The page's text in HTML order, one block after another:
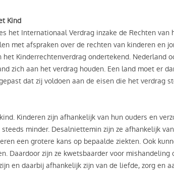
Kind
het Internationaal Verdrag inzake de Rechten van
met afspraken over de rechten van kinderen en
Kinderrechtenverdrag ondertekend. Nederland
zich aan het verdrag houden. Een land moet er
dat zij voldoen aan de eisen die het verdrag
Kinderen zijn afhankelijk van hun ouders en
minder. Desalniettemin zijn ze afhankelijk van
een grotere kans op bepaalde ziekten. Ook
Daardoor zijn ze kwetsbaarder voor mishandeling
en daarbij afhankelijk zijn van de liefde, zorg en